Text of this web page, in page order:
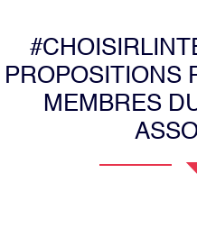
PROPOSITIONS
MEMBRES